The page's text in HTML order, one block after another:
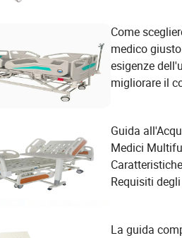
Come
medico
esigenze
migliorare il
Guida
Medici
Requisiti
La guida